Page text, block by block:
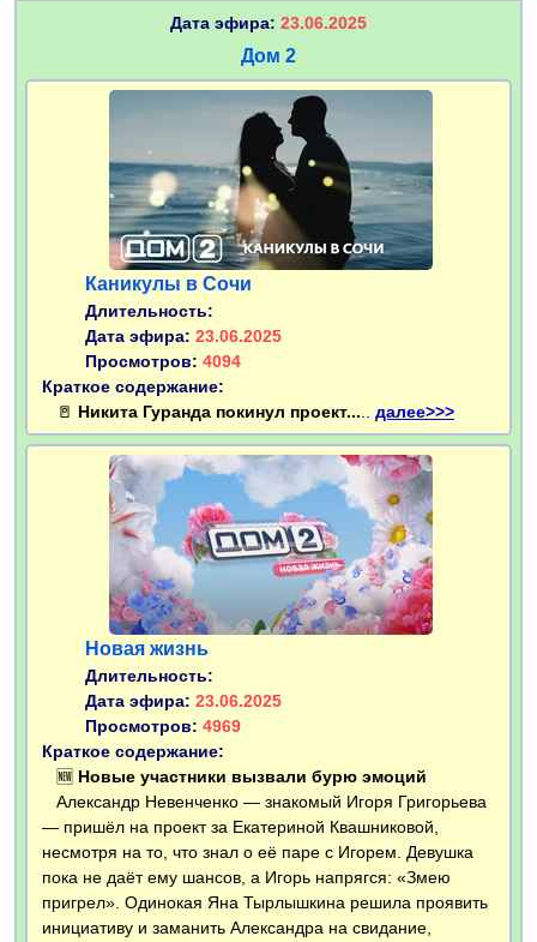
Дата эфира: 23.06.2025
Дом 2
Каникулы в Сочи
Длительность:
Дата эфира: 23.06.2025
Просмотров: 4094
Краткое содержание:
🚪 Никита Гуранда покинул проект..... далее>>>
Новая жизнь
Длительность:
Дата эфира: 23.06.2025
Просмотров: 4969
Краткое содержание:
🆕 Новые участники вызвали бурю эмоций
Александр Невенченко — знакомый Игоря Григорьева
— пришёл на проект за Екатериной Квашниковой,
несмотря на то, что знал о её паре с Игорем. Девушка
пока не даёт ему шансов, а Игорь напрягся: «Змею
пригрел». Одинокая Яна Тырлышкина решила проявить
инициативу и заманить Александра на свидание,